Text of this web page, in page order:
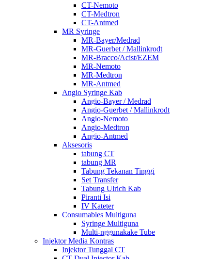
CT-Nemoto
CT-Medtron
CT-Antmed
MR Syringe
MR-Bayer/Medrad
MR-Guerbet / Mallinkrodt
MR-Bracco/Acist/EZEM
MR-Nemoto
MR-Medtron
MR-Antmed
Angio Syringe Kab
Angio-Bayer / Medrad
Angio-Guerbet / Mallinkrodt
Angio-Nemoto
Angio-Medtron
Angio-Antmed
Aksesoris
tabung CT
tabung MR
Tabung Tekanan Tinggi
Set Transfer
Tabung Ulrich Kab
Piranti Isi
IV Kateter
Consumables Multiguna
Syringe Multiguna
Multi-nggunakake Tube
Injektor Media Kontras
Injektor Tunggal CT